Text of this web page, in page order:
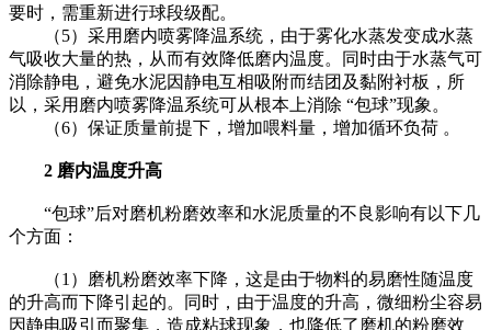
要时，需重新进行球段级配。
（5）采用磨内喷雾降温系统，由于雾化水蒸发变成水蒸
气吸收大量的热，从而有效降低磨内温度。同时由于水蒸气可
消除静电，避免水泥因静电互相吸附而结团及黏附衬板，所
以，采用磨内喷雾降温系统可从根本上消除 “包球”现象。
（6）保证质量前提下，增加喂料量，增加循环负荷 。
2 磨内温度升高
“包球”后对磨机粉磨效率和水泥质量的不良影响有以下几
个方面：
（1）磨机粉磨效率下降，这是由于物料的易磨性随温度
的升高而下降引起的。同时，由于温度的升高，微细粉尘容易
因静电吸引而聚集，造成粘球现象，也降低了磨机的粉磨效